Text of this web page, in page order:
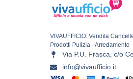
VIVAUFFICIO: Vendita
Prodotti Pulizia - Arredamento
Via P.U. Frasca, c/o
info@vivaufficio.it